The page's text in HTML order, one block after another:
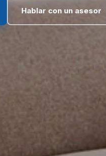
Hablar con un asesor